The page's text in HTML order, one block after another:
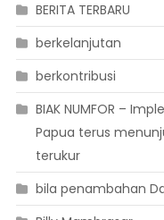
BERITA TERBARU
berkelanjutan
berkontribusi
BIAK NUMFOR –
Papua terus
terukur
bila penambahan